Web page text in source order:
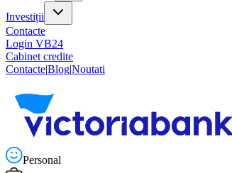
Investiții
Contacte
Login VB24
Cabinet credite
Contacte|Blog|Noutati
Personal